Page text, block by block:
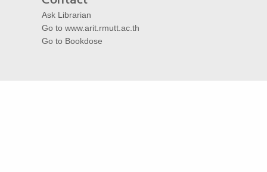
Ask Librarian
Go to www.arit.rmutt.ac.th
Go to Bookdose